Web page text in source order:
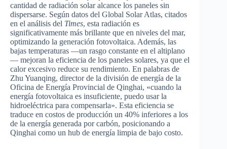
cantidad de radiación solar alcance los paneles sin
dispersarse. Según datos del Global Solar Atlas, citados
en el análisis del Times, esta radiación es
significativamente más brillante que en niveles del mar,
optimizando la generación fotovoltaica. Además, las
bajas temperaturas —un rasgo constante en el altiplano
— mejoran la eficiencia de los paneles solares, ya que el
calor excesivo reduce su rendimiento. En palabras de
Zhu Yuanqing, director de la división de energía de la
Oficina de Energía Provincial de Qinghai, «cuando la
energía fotovoltaica es insuficiente, puedo usar la
hidroeléctrica para compensarla». Esta eficiencia se
traduce en costos de producción un 40% inferiores a los
de la energía generada por carbón, posicionando a
Qinghai como un hub de energía limpia de bajo costo.